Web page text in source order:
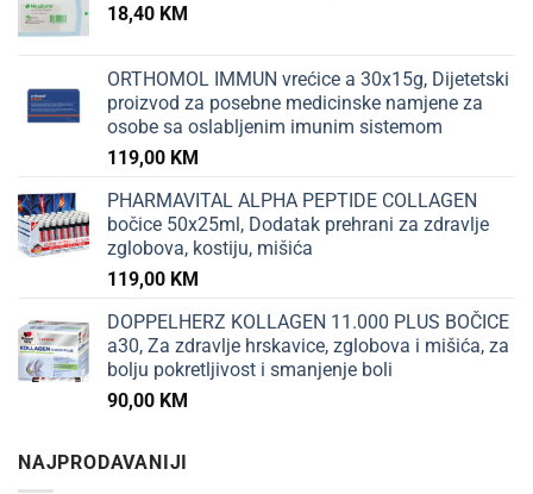
18,40 KM
ORTHOMOL IMMUN vrećice a 30x15g, Dijetetski
proizvod za posebne medicinske namjene za
osobe sa oslabljenim imunim sistemom
119,00 KM
PHARMAVITAL ALPHA PEPTIDE COLLAGEN
bočice 50x25ml, Dodatak prehrani za zdravlje
zglobova, kostiju, mišića
119,00 KM
DOPPELHERZ KOLLAGEN 11.000 PLUS BOČICE
a30, Za zdravlje hrskavice, zglobova i mišića, za
bolju pokretljivost i smanjenje boli
90,00 KM
NAJPRODAVANIJI